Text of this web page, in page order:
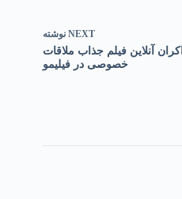
NEXT نوشته
اکران آنلاین فیلم جذاب ملاقات
خصوصی در فیلیمو